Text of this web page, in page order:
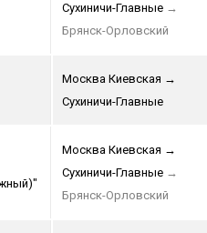
Сухиничи-Главные →
Брянск-Орловский
Москва Киевская →
Сухиничи-Главные
Москва Киевская →
Сухиничи-Главные →
Брянск-Орловский